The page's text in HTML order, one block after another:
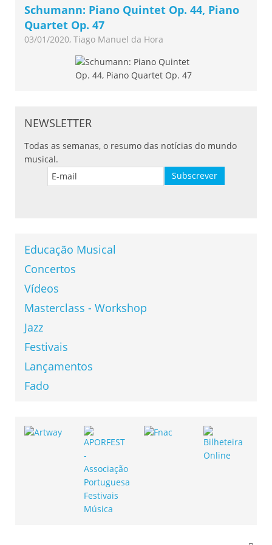
Schumann: Piano Quintet Op. 44, Piano
Quartet Op. 47
03/01/2020, Tiago Manuel da Hora
NEWSLETTER
Todas as semanas, o resumo das notícias do mundo
musical.
Educação Musical
Concertos
Vídeos
Masterclass - Workshop
Jazz
Festivais
Lançamentos
Fado